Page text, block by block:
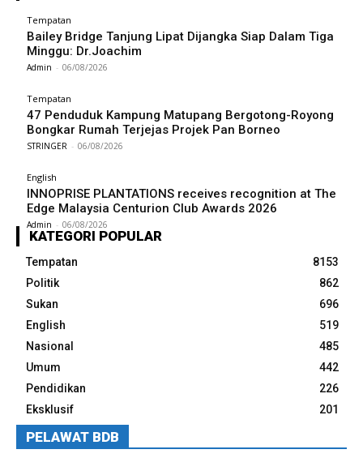
Tempatan
Bailey Bridge Tanjung Lipat Dijangka Siap Dalam Tiga
Minggu: Dr.Joachim
Admin - 06/08/2026
Tempatan
47 Penduduk Kampung Matupang Bergotong-Royong
Bongkar Rumah Terjejas Projek Pan Borneo
STRINGER - 06/08/2026
English
INNOPRISE PLANTATIONS receives recognition at The
Edge Malaysia Centurion Club Awards 2026
Admin - 06/08/2026
KATEGORI POPULAR
Tempatan
8153
Politik
862
Sukan
696
English
519
Nasional
485
Umum
442
Pendidikan
226
Eksklusif
201
PELAWAT BDB